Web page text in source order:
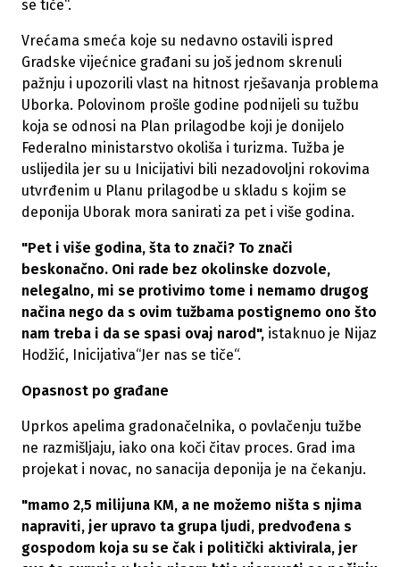
se tiče“.
Vrećama smeća koje su nedavno ostavili ispred
Gradske vijećnice građani su još jednom skrenuli
pažnju i upozorili vlast na hitnost rješavanja problema
Uborka. Polovinom prošle godine podnijeli su tužbu
koja se odnosi na Plan prilagodbe koji je donijelo
Federalno ministarstvo okoliša i turizma. Tužba je
uslijedila jer su u Inicijativi bili nezadovoljni rokovima
utvrđenim u Planu prilagodbe u skladu s kojim se
deponija Uborak mora sanirati za pet i više godina.
"Pet i više godina, šta to znači? To znači
beskonačno. Oni rade bez okolinske dozvole,
nelegalno, mi se protivimo tome i nemamo drugog
načina nego da s ovim tužbama postignemo ono što
nam treba i da se spasi ovaj narod", istaknuo je Nijaz
Hodžić, Inicijativa“Jer nas se tiče“.
Opasnost po građane
Uprkos apelima gradonačelnika, o povlačenju tužbe
ne razmišljaju, iako ona koči čitav proces. Grad ima
projekat i novac, no sanacija deponija je na čekanju.
"mamo 2,5 milijuna KM, a ne možemo ništa s njima
napraviti, jer upravo ta grupa ljudi, predvođena s
gospodom koja su se čak i politički aktivirala, jer